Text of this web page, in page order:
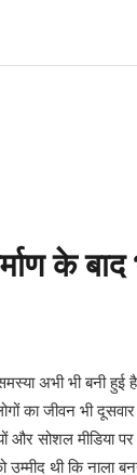
♦️ईसा पूर्व
के बाद
अभी भी बनी हुई
का जीवन भी दू‌सवार
सोशल मीडिया पर
उम्मीद थी कि